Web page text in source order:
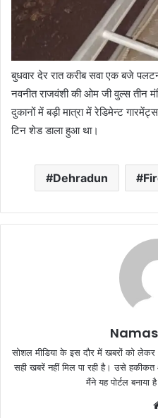
बुधवार देर रात करीब सवा एक बजे
नवनीत राजवंशी की ओम जी वुल्स तीन
दुकानों में बड़ी मात्रा में रेडिमेन्ट
टिन शेड डाला हुआ था।
Dehradun
सोशल मीडिया के इस दौर में खबरों को लेकर
सही खबरें नहीं मिल पा रही है। उसे
मैंने यह पोर्टल बनाया